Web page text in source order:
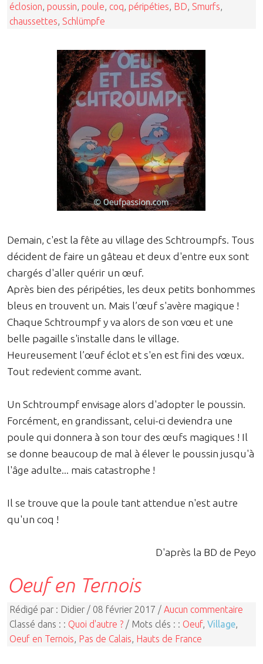
éclosion, poussin, poule, coq, péripéties, BD, Smurfs,
chaussettes, Schlümpfe
Demain, c'est la fête au village des Schtroumpfs. Tous
décident de faire un gâteau et deux d'entre eux sont
chargés d'aller quérir un œuf.
Après bien des péripéties, les deux petits bonhommes
bleus en trouvent un. Mais l’œuf s'avère magique !
Chaque Schtroumpf y va alors de son vœu et une
belle pagaille s'installe dans le village.
Heureusement l’œuf éclot et s'en est fini des vœux.
Tout redevient comme avant.
Un Schtroumpf envisage alors d'adopter le poussin.
Forcément, en grandissant, celui-ci deviendra une
poule qui donnera à son tour des œufs magiques ! Il
se donne beaucoup de mal à élever le poussin jusqu'à
l'âge adulte... mais catastrophe !
Il se trouve que la poule tant attendue n'est autre
qu'un coq !
D'après la BD de Peyo
Oeuf en Ternois
Rédigé par : Didier / 08 février 2017 / Aucun commentaire
Classé dans : : Quoi d'autre ? / Mots clés : : Oeuf, Village,
Oeuf en Ternois, Pas de Calais, Hauts de France